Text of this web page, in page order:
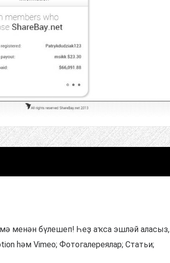
менән бүлешеп! Һеҙ аҡса эшләй аласыз,
һәм Vimeo; Фотогалереялар; Статьи;